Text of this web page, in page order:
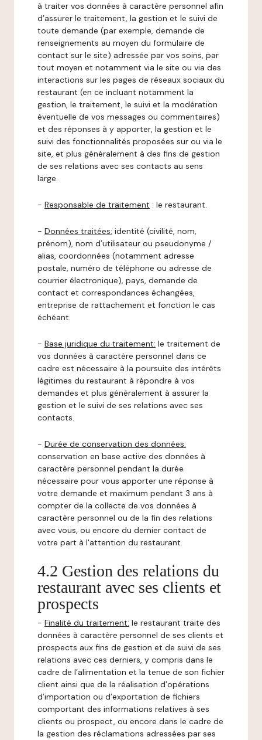
à traiter vos données à caractère personnel afin
d’assurer le traitement, la gestion et le suivi de
toute demande (par exemple, demande de
renseignements au moyen du formulaire de
contact sur le site) adressée par vos soins, par
tout moyen et notamment via le site ou via des
interactions sur les pages de réseaux sociaux du
restaurant (en ce incluant notamment la
gestion, le traitement, le suivi et la modération
éventuelle de vos messages ou commentaires)
et des réponses à y apporter, la gestion et le
suivi des fonctionnalités proposées sur ou via le
site, et plus généralement à des fins de gestion
de ses relations avec ses contacts au sens
large.
- Responsable de traitement : le restaurant.
- Données traitées: identité (civilité, nom,
prénom), nom d’utilisateur ou pseudonyme /
alias, coordonnées (notamment adresse
postale, numéro de téléphone ou adresse de
courrier électronique), pays, demande de
contact et correspondances échangées,
entreprise de rattachement et fonction le cas
échéant.
- Base juridique du traitement: le traitement de
vos données à caractère personnel dans ce
cadre est nécessaire à la poursuite des intérêts
légitimes du restaurant à répondre à vos
demandes et plus généralement à assurer la
gestion et le suivi de ses relations avec ses
contacts.
- Durée de conservation des données:
conservation en base active des données à
caractère personnel pendant la durée
nécessaire pour vous apporter une réponse à
votre demande et maximum pendant 3 ans à
compter de la collecte de vos données à
caractère personnel ou de la fin des relations
avec vous, ou encore du dernier contact de
votre part à l'attention du restaurant.
4.2 Gestion des relations du
restaurant avec ses clients et
prospects
- Finalité du traitement: le restaurant traite des
données à caractère personnel de ses clients et
prospects aux fins de gestion et de suivi de ses
relations avec ces derniers, y compris dans le
cadre de l’alimentation et la tenue de son fichier
client ainsi que de la réalisation d’opérations
d’importation ou d’exportation de fichiers
comportant des informations relatives à ses
clients ou prospect, ou encore dans le cadre de
la gestion des réclamations adressées par ses